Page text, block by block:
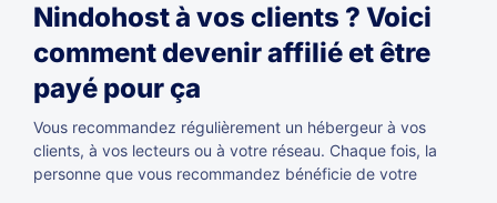
Nindohost à vos clients ? Voici
comment devenir affilié et être
payé pour ça
Vous recommandez régulièrement un hébergeur à vos
clients, à vos lecteurs ou à votre réseau. Chaque fois, la
personne que vous recommandez bénéficie de votre